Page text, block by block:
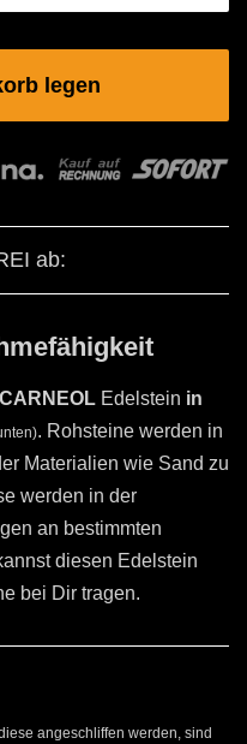
legen
ab:
CARNEOL Edelstein in
. Rohsteine werden in
Materialien wie Sand zu
werden in der
an bestimmten
diesen Edelstein
bei Dir tragen.
angeschliffen werden, sind